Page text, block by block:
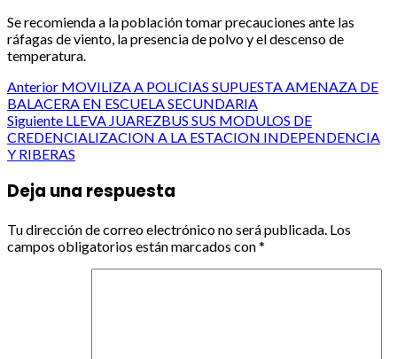
Se recomienda a la población tomar precauciones ante las
ráfagas de viento, la presencia de polvo y el descenso de
temperatura.
Post
navigation
Anterior MOVILIZA A POLICIAS SUPUESTA AMENAZA DE
BALACERA EN ESCUELA SECUNDARIA
Siguiente LLEVA JUAREZBUS SUS MODULOS DE
CREDENCIALIZACION A LA ESTACION INDEPENDENCIA
Y RIBERAS
Deja una respuesta
Tu dirección de correo electrónico no será publicada. Los
campos obligatorios están marcados con*